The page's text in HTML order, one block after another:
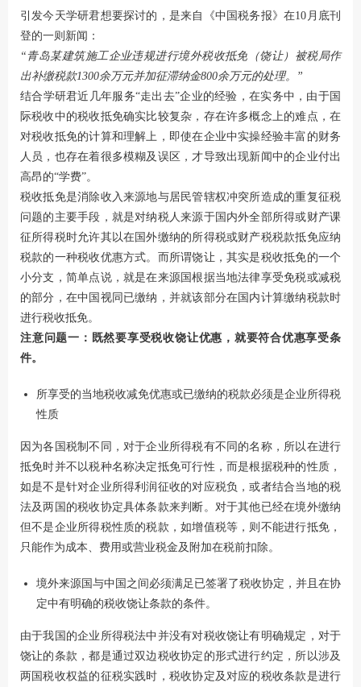
引发今天学研君想要探讨的，是来自《中国税务报》在10月底刊
登的一则新闻：
“青岛某建筑施工企业违规进行境外税收抵免（饶让）被税局作
出补缴税款1300余万元并加征滞纳金800余万元的处理。”
结合学研君近几年服务“走出去”企业的经验，在实务中，由于国
际税收中的税收抵免确实比较复杂，存在许多概念上的难点，在
对税收抵免的计算和理解上，即使在企业中实操经验丰富的财务
人员，也存在着很多模糊及误区，才导致出现新闻中的企业付出
高昂的“学费”。
税收抵免是消除收入来源地与居民管辖权冲突所造成的重复征税
问题的主要手段，就是对纳税人来源于国内外全部所得或财产课
征所得税时允许其以在国外缴纳的所得税或财产税税款抵免应纳
税款的一种税收优惠方式。而所谓饶让，其实是税收抵免的一个
小分支，简单点说，就是在来源国根据当地法律享受免税或减税
的部分，在中国视同已缴纳，并就该部分在国内计算缴纳税款时
进行税收抵免。
注意问题一：既然要享受税收饶让优惠，就要符合优惠享受条
件。
所享受的当地税收减免优惠或已缴纳的税款必须是企业所得税
性质
因为各国税制不同，对于企业所得税有不同的名称，所以在进行
抵免时并不以税种名称决定抵免可行性，而是根据税种的性质，
如是不是针对企业所得利润征收的对应税负，或者结合当地的税
法及两国的税收协定具体条款来判断。对于其他已经在境外缴纳
但不是企业所得税性质的税款，如增值税等，则不能进行抵免，
只能作为成本、费用或营业税金及附加在税前扣除。
境外来源国与中国之间必须满足已签署了税收协定，并且在协
定中有明确的税收饶让条款的条件。
由于我国的企业所得税法中并没有对税收饶让有明确规定，对于
饶让的条款，都是通过双边税收协定的形式进行约定，所以涉及
两国税收权益的征税实践时，税收协定及对应的税收条款是进行